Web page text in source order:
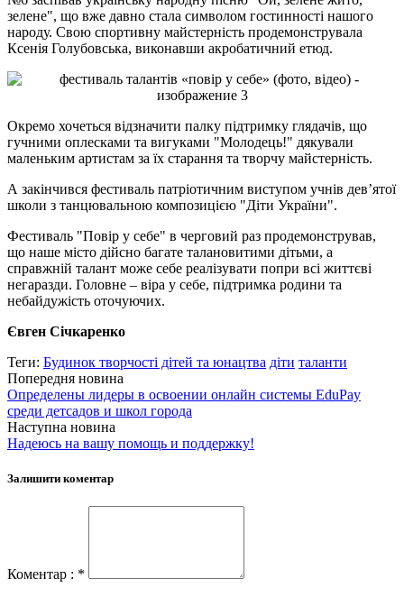
зелене", що вже давно стала символом гостинності нашого
народу. Свою спортивну майстерність продемонструвала
Ксенія Голубовська, виконавши акробатичний етюд.
Окремо хочеться відзначити палку підтримку глядачів, що
гучними оплесками та вигуками "Молодець!" дякували
маленьким артистам за їх старання та творчу майстерність.
А закінчився фестиваль патріотичним виступом учнів дев’ятої
школи з танцювальною композицією "Діти України".
Фестиваль "Повір у себе" в черговий раз продемонстрував,
що наше місто дійсно багате талановитими дітьми, а
справжній талант може себе реалізувати попри всі життєві
негаразди. Головне – віра у себе, підтримка родини та
небайдужість оточуючих.
Євген Січкаренко
Теги: Будинок творчості дітей та юнацтва діти таланти
Попередня новина
Определены лидеры в освоении онлайн системы EduPay
среди детсадов и школ города
Наступна новина
Надеюсь на вашу помощь и поддержку!
Залишити коментар
Коментар : *